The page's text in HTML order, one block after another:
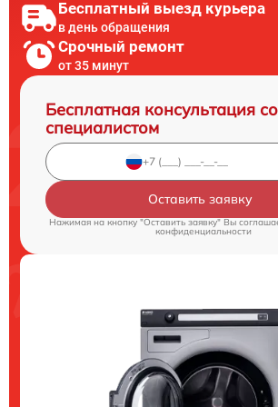
Бесплатный выезд курьера
в день обращения
Срочный ремонт
от 35 минут
Бесплатная консультация со
специалистом
Оставить заявку
Нажимая на кнопку "Оставить заявку" Вы
конфиденциальности